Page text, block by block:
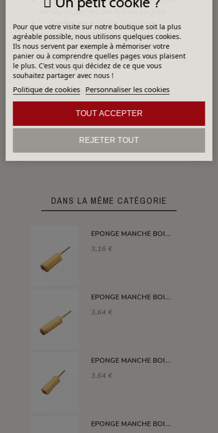
détails et permet une finition soignée.
✅Confortable: grâce à sa forme
ergonomique, elle s’utilise sans fatigue.
✅Durable: fabriquée en éponge
synthétique résistante, facile à
entretenir.
Caractéristiques :
Dimensions : env. 115 × 75 × 38 mm
Forme : ovale
Matière : éponge synthétique
DANS LA MÊME CATÉGORIE
EPONGE MANCHE BOIS FORME GOUTTE D EAU EMBOUT DIAM 35 MM L 89 MM
3,16 €
EPONGE MANCHE BOIS CYLINDRIQUE DIAM 25 MM L 89 MM
3,64 €
EPONGE MANCHE BOIS DOUBLE CONE H LA + PETITE 20 MM L 89 MM
3,64 €
EPONGE MANCHE BOIS CONIQUE DIAM LE + PETIT 11 MM L 62 MM
Pour que votre visite sur notre boutique soit la plus
agréable possible, nous utilisons quelques cookies.
Ils nous servent par exemple à mémoriser votre
panier ou à comprendre quelles pages vous plaisent
le plus. C'est vous qui décidez de ce que vous
souhaitez partager avec nous !
Politique de cookies Personnaliser les cookies
REJETER TOUT
TOUT ACCEPTER